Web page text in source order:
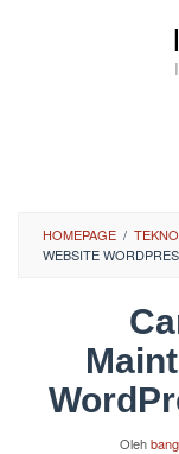
HOMEPAGE /
WEBSITE
Oleh